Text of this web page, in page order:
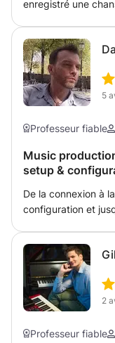
enregistré une
recherchez. Contactez-moi et nous trouverons la meilleure
solution pour vos besoins. Le prix est pour
la maîtrise d'une
5
Professeur fiable
Music
setup &
De la connexion à
configuration et
votre créativité dans le
expertise specific
les memes
(Digital Audio
matériel (matériel
2
Professeur fiable